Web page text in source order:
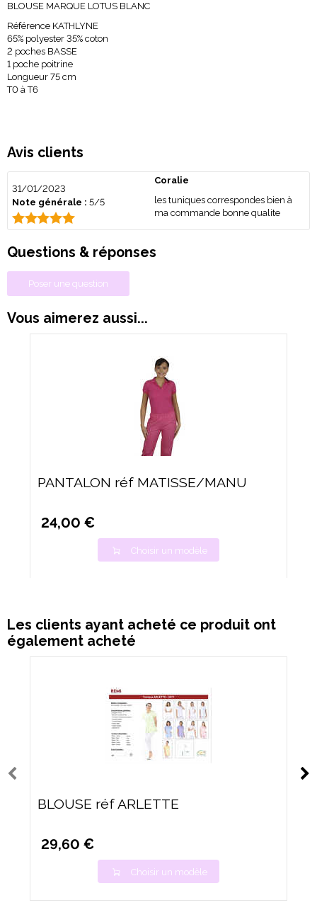
BLOUSE MARQUE LOTUS BLANC
Référence KATHLYNE
65% polyester 35% coton
2 poches BASSE
1 poche poitrine
Longueur 75 cm
T0 à T6
Avis clients
31/01/2023
Note générale : 5/5
Coralie
les tuniques correspondes bien à
ma commande bonne qualite
Questions & réponses
Poser une question
Vous aimerez aussi...
PANTALON réf MATISSE/MANU
24,00 €
Choisir un modèle
Les clients ayant acheté ce produit ont
également acheté
BLOUSE réf ARLETTE
29,60 €
Choisir un modèle